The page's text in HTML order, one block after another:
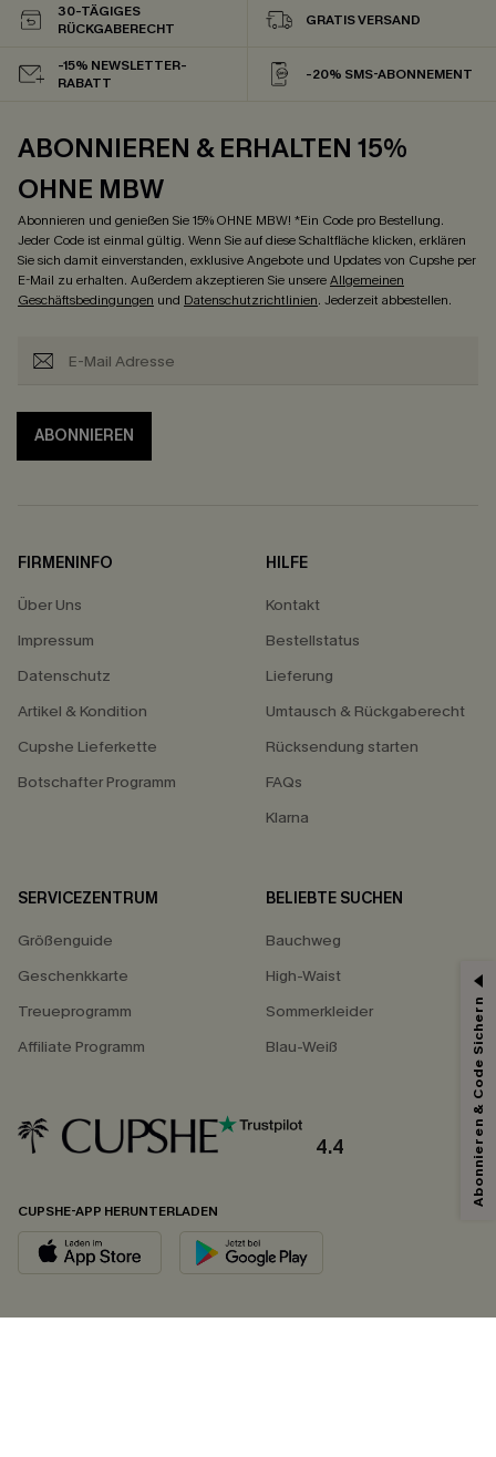
30-TÄGIGES
RÜCKGABERECHT
GRATIS VERSAND
-15% NEWSLETTER-
RABATT
-20% SMS-ABONNEMENT
ABONNIEREN & ERHALTEN 15%
OHNE MBW
Abonnieren und genießen Sie 15% OHNE MBW! *Ein Code pro Bestellung.
Jeder Code ist einmal gültig. Wenn Sie auf diese Schaltfläche klicken, erklären
Sie sich damit einverstanden, exklusive Angebote und Updates von Cupshe per
E-Mail zu erhalten. Außerdem akzeptieren Sie unsereAllgemeinen
Geschäftsbedingungen und Datenschutzrichtlinien. Jederzeit abbestellen.
ABONNIEREN
FIRMENINFO
Über Uns
Impressum
Datenschutz
Artikel & Kondition
Cupshe Lieferkette
Botschafter Programm
HILFE
Kontakt
Bestellstatus
Lieferung
Umtausch & Rückgaberecht
Rücksendung starten
FAQs
Klarna
SERVICEZENTRUM
Größenguide
Geschenkkarte
Treueprogramm
Affiliate Programm
BELIEBTE SUCHEN
Bauchweg
High-Waist
Sommerkleider
Blau-Weiß
4.4
CUPSHE-APP HERUNTERLADEN
Abonnieren & Code Sichern